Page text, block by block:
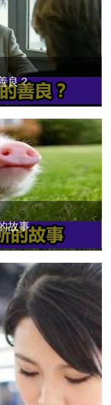
良？
故事